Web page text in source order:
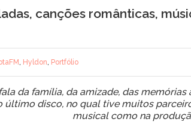
canções românticas,
, Hyldon, Portfólio
da família, da amizade, das
último disco, no qual tive muitos
musical como na